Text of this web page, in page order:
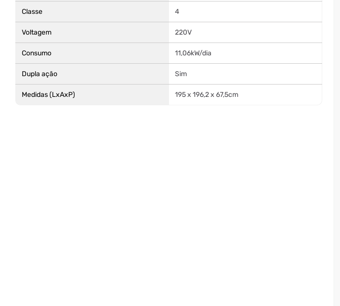
Classe 4
Voltagem 220V
Consumo 11,06kW/dia
Dupla ação Sim
Medidas (LxAxP) 195 x 196,2 x 67,5cm